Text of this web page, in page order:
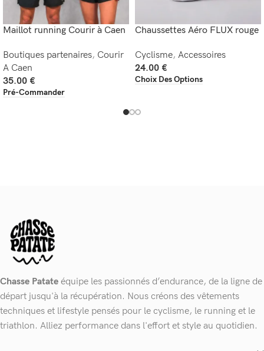
Maillot running Courir à Caen
Boutiques partenaires, Courir
A Caen
35.00 €
Pré-Commander
Chaussettes Aéro FLUX rouge
Cyclisme, Accessoires
24.00 €
Choix Des Options
Chasse Patate équipe les passionnés d’endurance, de la ligne de
départ jusqu'à la récupération. Nous créons des vêtements
techniques et lifestyle pensés pour le cyclisme, le running et le
triathlon. Alliez performance dans l'effort et style au quotidien.